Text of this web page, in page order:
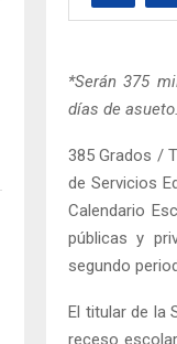
*Serán 375
días de asueto.
385 Grados /
de Servicios
Calendario
públicas y
segundo
El titular de la
receso